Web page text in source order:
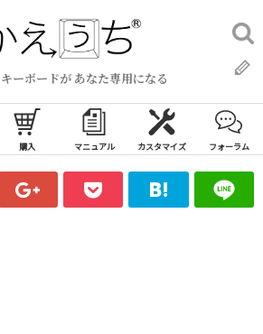
ーボードが あなた専用になる
検
索:
購入 マニュアル カスタマイズ フォーラム